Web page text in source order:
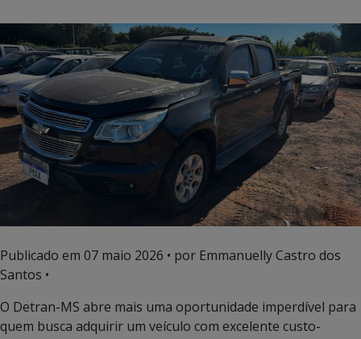
Publicado em 07 maio 2026 • por Emmanuelly Castro dos
Santos •
O Detran-MS abre mais uma oportunidade imperdível para
quem busca adquirir um veículo com excelente custo-